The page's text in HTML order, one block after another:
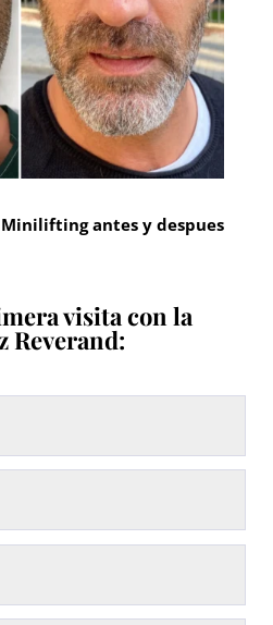
Minilifting antes y despues
visita con la
Reverand: